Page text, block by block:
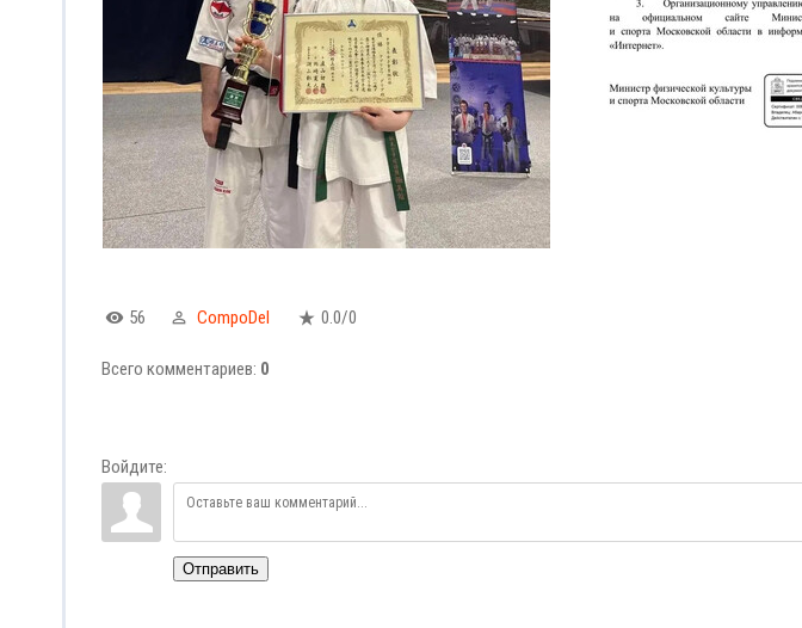
56 CompoDel 0.0/0
Всего комментариев: 0
Войдите:
Отправить